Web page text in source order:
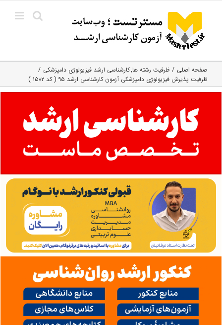
content
صفحه اصلی ظرفیت رشته ها کارشناسی ارشد فیزیولوژی دامپزشکی
ظرفیت پذیرش فیزیولوژی دامپزشکی آزمون کارشناسی ارشد ۹۵ ( کد ۱۵۰۲ )